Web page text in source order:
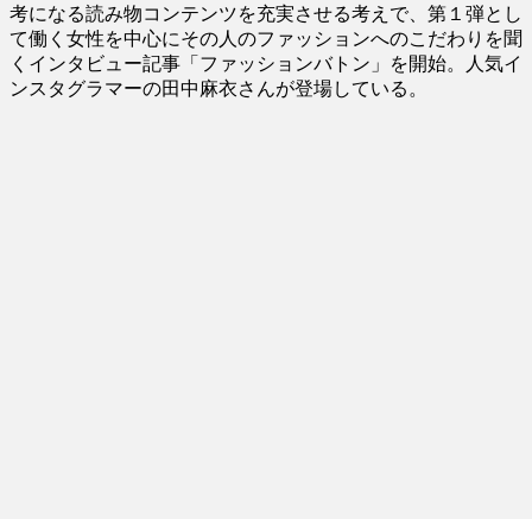
考になる読み物コンテンツを充実させる考えで、第１弾とし
て働く女性を中心にその人のファッションへのこだわりを聞
くインタビュー記事「ファッションバトン」を開始。人気イ
ンスタグラマーの田中麻衣さんが登場している。